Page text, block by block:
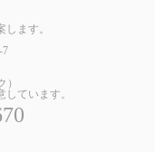
ます。
7
ています。